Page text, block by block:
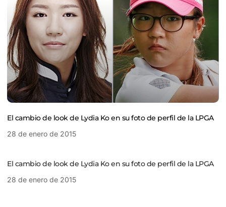
El cambio de look de Lydia Ko en su foto de perfil de la LPGA
28 de enero de 2015
El cambio de look de Lydia Ko en su foto de perfil de la LPGA
28 de enero de 2015